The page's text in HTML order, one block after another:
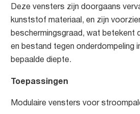
Deze vensters zijn doorgaans
kunststof materiaal, en zijn
beschermingsgraad, wat
en bestand tegen onderdompeling
bepaalde diepte.
Toepassingen
Modulaire vensters voor